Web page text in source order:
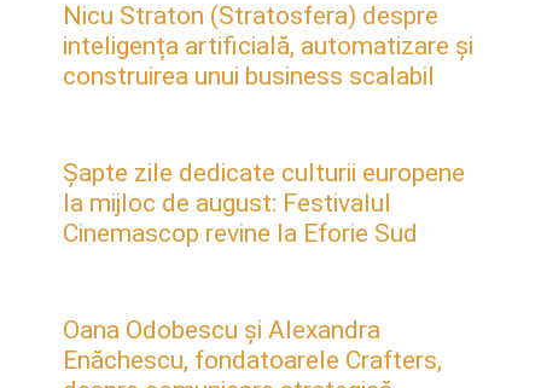
Nicu Straton (Stratosfera) despre
inteligența artificială, automatizare și
construirea unui business scalabil
Șapte zile dedicate culturii europene
la mijloc de august: Festivalul
Cinemascop revine la Eforie Sud
Oana Odobescu și Alexandra
Enăchescu, fondatoarele Crafters,